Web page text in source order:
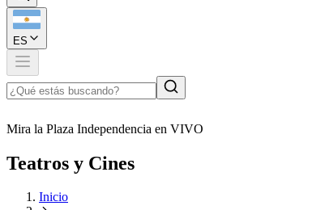
ES
Mira la Plaza Independencia en VIVO
Teatros y Cines
Inicio